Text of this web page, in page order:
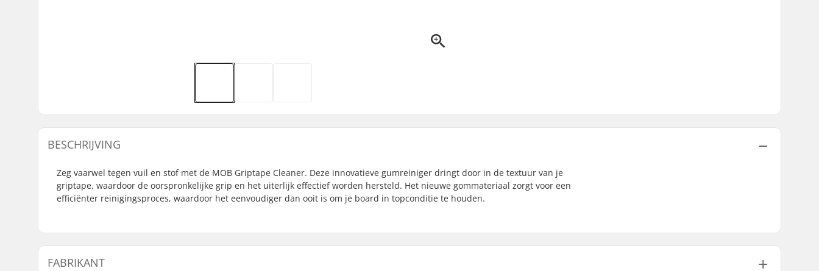
BESCHRIJVING
Zeg vaarwel tegen vuil en stof met de MOB Griptape Cleaner. Deze innovatieve gumreiniger dringt door in de textuur van je
griptape, waardoor de oorspronkelijke grip en het uiterlijk effectief worden hersteld. Het nieuwe gommateriaal zorgt voor een
efficiënter reinigingsproces, waardoor het eenvoudiger dan ooit is om je board in topconditie te houden.
FABRIKANT